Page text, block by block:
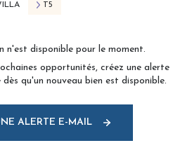
T5
n'est disponible pour le moment.
opportunités, créez une alerte
qu'un nouveau bien est disponible.
ALERTE E-MAIL